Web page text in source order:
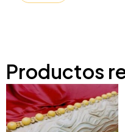
Productos